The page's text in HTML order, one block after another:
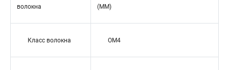
волокна
(MM)
Класс волокна OM4